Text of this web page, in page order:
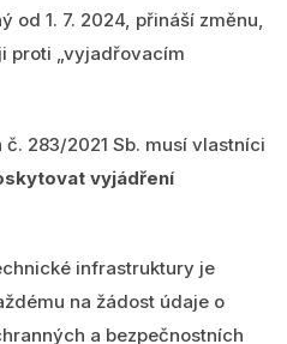
od 1. 7. 2024, přináší změnu,
proti „vyjadřovacím
č. 283/2021 Sb. musí vlastníci
vyjádření
infrastruktury je
na žádost údaje o
a bezpečnostních